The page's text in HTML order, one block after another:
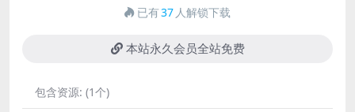
已有37 人解锁下载
本站永久会员全站免费
包含资源: (1个)